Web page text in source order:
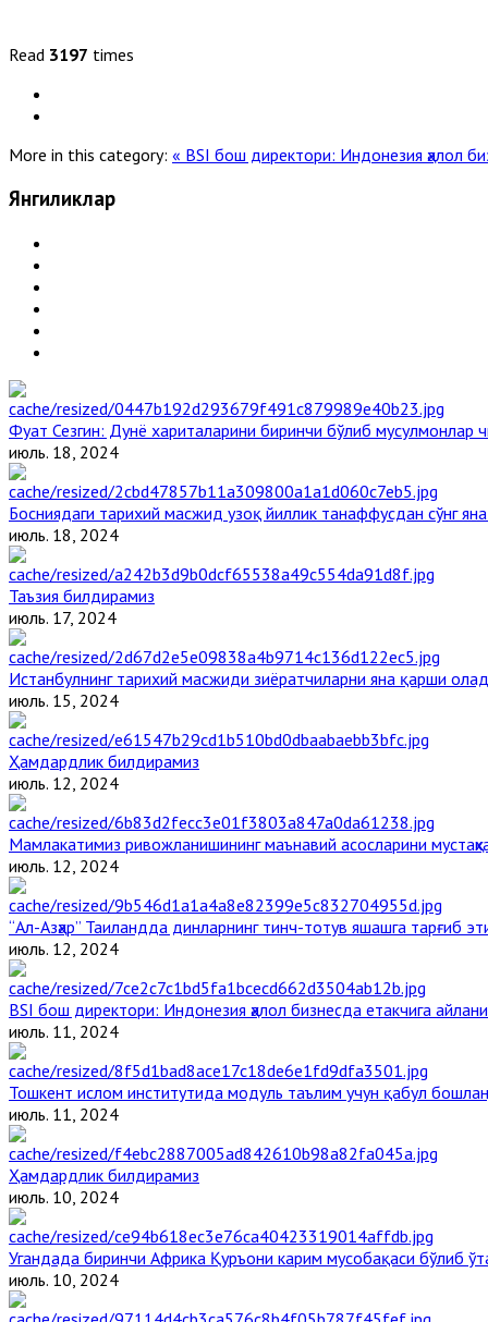
Read 3197 times
More in this category: « BSI бош директори: Индонезия ҳалол
Янгиликлар
Фуат Сезгин: Дунё хариталарини биринчи бўлиб мусулмонлар
июль. 18, 2024
Босниядаги тарихий масжид узоқ йиллик танаффусдан сўнг
июль. 18, 2024
Таъзия билдирамиз
июль. 17, 2024
Истанбулнинг тарихий масжиди зиёратчиларни яна қарши
июль. 15, 2024
Ҳамдардлик билдирамиз
июль. 12, 2024
Мамлакатимиз ривожланишининг маънавий асосларини
июль. 12, 2024
“Ал-Азҳар” Таиландда динларнинг тинч-тотув яшашга тарғиб
июль. 12, 2024
BSI бош директори: Индонезия ҳалол бизнесда етакчига
июль. 11, 2024
Тошкент ислом институтида модуль таълим учун қабул
июль. 11, 2024
Ҳамдардлик билдирамиз
июль. 10, 2024
Угандада биринчи Aфрика Қуръони карим мусобақаси бўлиб
июль. 10, 2024